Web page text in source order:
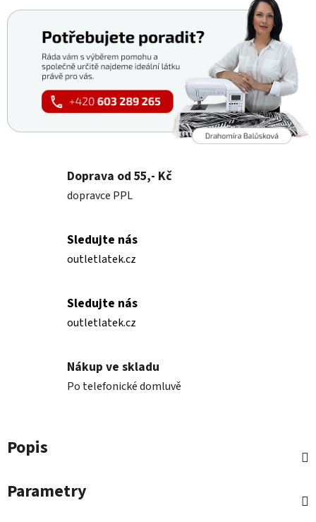
Doprava od 55,- Kč
dopravce PPL
Sledujte nás
outletlatek.cz
Sledujte nás
outletlatek.cz
Nákup ve skladu
Po telefonické domluvě
Popis
Parametry